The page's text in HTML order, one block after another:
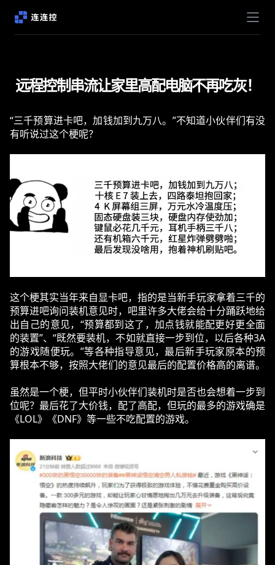
远程控制串流让家里高配电脑不再吃灰！
“三千预算进卡吧，加钱加到九万八。”不知道小伙伴们有没
有听说过这个梗呢？
这个梗其实当年来自显卡吧，指的是当新手玩家拿着三千的
预算进吧询问装机意见时，吧里许多大佬会给十分踊跃地给
出自己的意见，“预算都到这了，加点钱就能配更好更全面
的装置”、“既然要装机，不如就直接一步到位，以后各种3A
的游戏随便玩。”等各种指导意见，最后新手玩家原本的预
算根本不够，按照大佬们的意见最后的配置价格高的离谱。
虽然是一个梗，但平时小伙伴们装机时是否也会想着一步到
位呢？最后花了大价钱，配了高配，但玩的最多的游戏确是
《LOL》《DNF》等一些不吃配置的游戏。